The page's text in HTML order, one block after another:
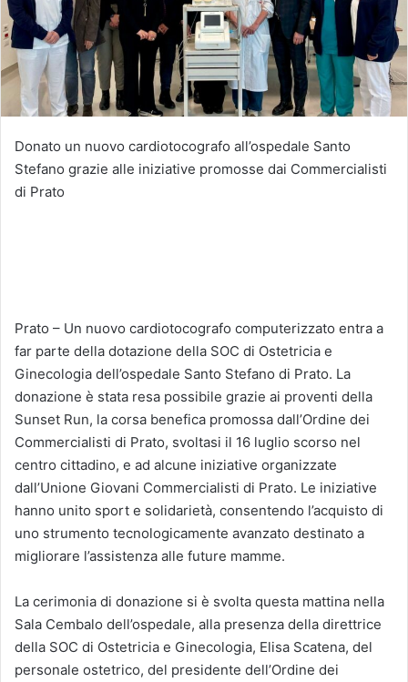
Donato un nuovo cardiotocografo all’ospedale Santo
Stefano grazie alle iniziative promosse dai Commercialisti
di Prato
Prato – Un nuovo cardiotocografo computerizzato entra a
far parte della dotazione della SOC di Ostetricia e
Ginecologia dell’ospedale Santo Stefano di Prato. La
donazione è stata resa possibile grazie ai proventi della
Sunset Run, la corsa benefica promossa dall’Ordine dei
Commercialisti di Prato, svoltasi il 16 luglio scorso nel
centro cittadino, e ad alcune iniziative organizzate
dall’Unione Giovani Commercialisti di Prato. Le iniziative
hanno unito sport e solidarietà, consentendo l’acquisto di
uno strumento tecnologicamente avanzato destinato a
migliorare l’assistenza alle future mamme.
La cerimonia di donazione si è svolta questa mattina nella
Sala Cembalo dell’ospedale, alla presenza della direttrice
della SOC di Ostetricia e Ginecologia, Elisa Scatena, del
personale ostetrico, del presidente dell’Ordine dei